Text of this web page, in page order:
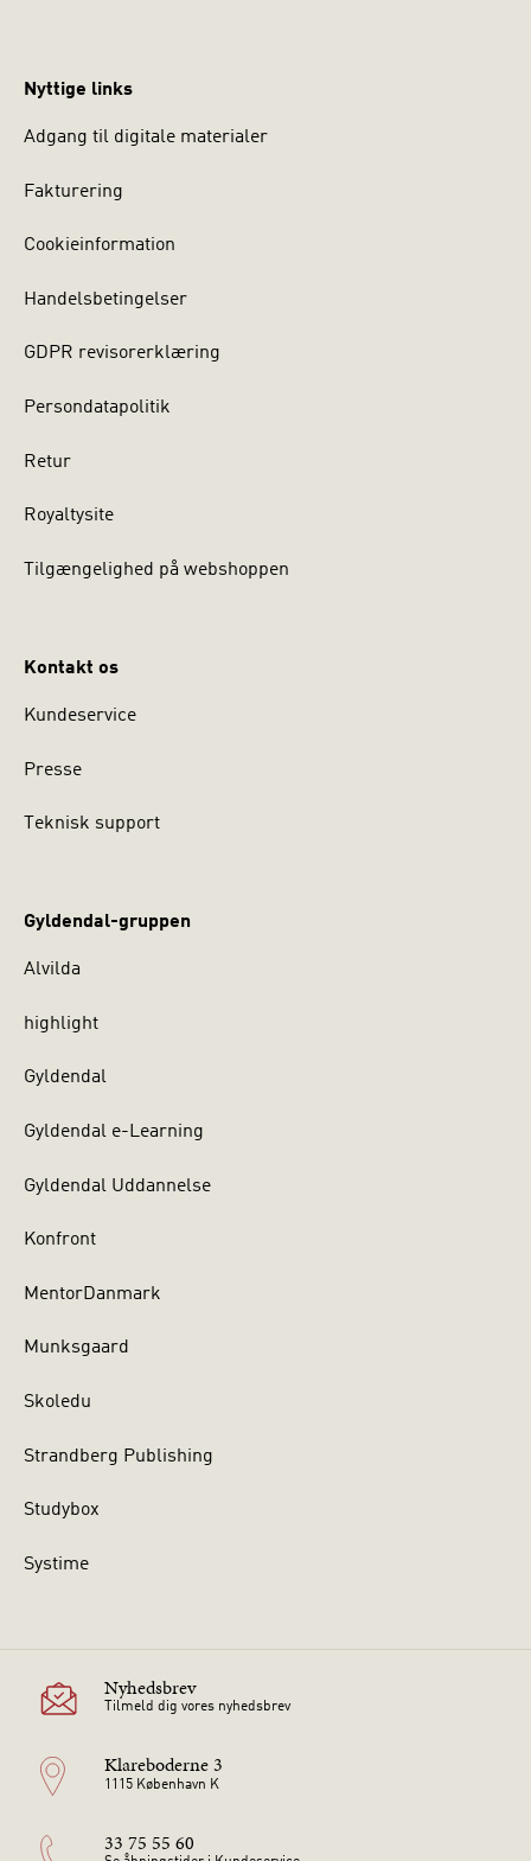
Nyttige links
Adgang til digitale materialer
Fakturering
Cookieinformation
Handelsbetingelser
GDPR revisorerklæring
Persondatapolitik
Retur
Royaltysite
Tilgængelighed på webshoppen
Kontakt os
Kundeservice
Presse
Teknisk support
Gyldendal-gruppen
Alvilda
highlight
Gyldendal
Gyldendal e-Learning
Gyldendal Uddannelse
Konfront
MentorDanmark
Munksgaard
Skoledu
Strandberg Publishing
Studybox
Systime
Nyhedsbrev
Tilmeld dig vores nyhedsbrev
Klareboderne 3
1115 København K
33 75 55 60